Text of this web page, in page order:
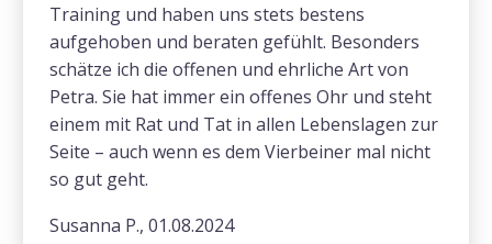
Training und haben uns stets bestens
aufgehoben und beraten gefühlt. Besonders
schätze ich die offenen und ehrliche Art von
Petra. Sie hat immer ein offenes Ohr und steht
einem mit Rat und Tat in allen Lebenslagen zur
Seite – auch wenn es dem Vierbeiner mal nicht
so gut geht.
Susanna P., 01.08.2024